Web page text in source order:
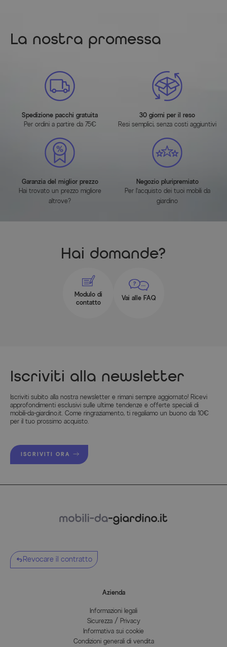
La nostra promessa
Spedizione pacchi gratuita
Per ordini a partire da 75€
30 giorni per il reso
Resi semplici, senza costi aggiuntivi
Garanzia del miglior prezzo
Hai trovato un prezzo migliore
altrove?
Negozio pluripremiato
Per l'acquisto dei tuoi mobili da
giardino
Hai domande?
Modulo di
contatto
Vai alle FAQ
Iscriviti alla newsletter
Iscriviti subito alla nostra newsletter e rimani sempre aggiornato! Ricevi
approfondimenti esclusivi sulle ultime tendenze e offerte speciali di
mobili-da-giardino.it. Come ringraziamento, ti regaliamo un buono da 10€
per il tuo prossimo acquisto.
ISCRIVITI ORA
Revocare il contratto
Azienda
Informazioni legali
Sicurezza / Privacy
Informativa sui cookie
Condizioni generali di vendita